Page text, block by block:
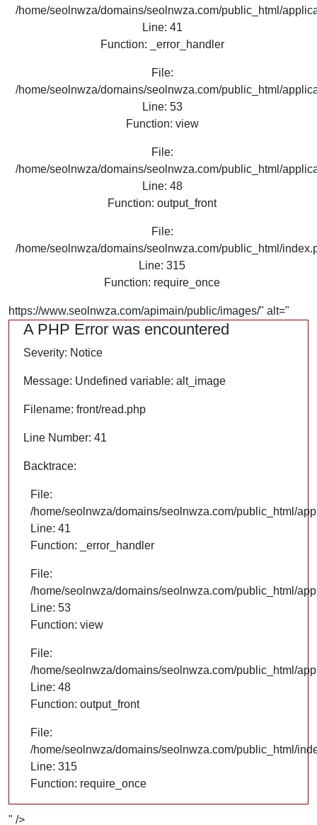
/home/seolnwza/domains/seolnwza.com/public_html/
Line: 41
Function: _error_handler
File:
/home/seolnwza/domains/seolnwza.com/public_html/
Line: 53
Function: view
File:
/home/seolnwza/domains/seolnwza.com/public_html/
Line: 48
Function: output_front
File:
/home/seolnwza/domains/seolnwza.com/public_html/
Line: 315
Function: require_once
https://www.seolnwza.com/apimain/public/images/" alt="
A PHP Error was encountered
Severity: Notice
Message: Undefined variable: alt_image
Filename: front/read.php
Line Number: 41
Backtrace:
File:
/home/seolnwza/domains/seolnwza.com/public_html/
Line: 41
Function: _error_handler
File:
/home/seolnwza/domains/seolnwza.com/public_html/
Line: 53
Function: view
File:
/home/seolnwza/domains/seolnwza.com/public_html/
Line: 48
Function: output_front
File:
/home/seolnwza/domains/seolnwza.com/public_html/
Line: 315
Function: require_once
" />